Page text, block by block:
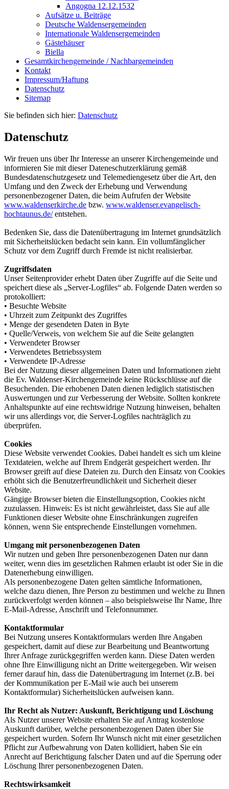
Angogna 12.12.1532
Aufsätze u. Beiträge
Deutsche Waldensergemeinden
Internationale Waldensergemeinden
Gästehäuser
Biella
Gesamtkirchengemeinde / Nachbargemeinden
Kontakt
Impressum/Haftung
Datenschutz
Sitemap
Sie befinden sich hier: Datenschutz
Datenschutz
Wir freuen uns über Ihr Interesse an unserer Kirchengemeinde und
informieren Sie mit dieser Dateneschutzerklärung gemäß
Bundesdatenschutzgesetz und Telemediengesetz über die Art, den
Umfang und den Zweck der Erhebung und Verwendung
personenbezogener Daten, die beim Aufrufen der Website
www.waldenserkirche.de bzw. www.waldenser.evangelisch-
hochtaunus.de/entstehen.
Bedenken Sie, dass die Datenübertragung im Internet grundsätzlich
mit Sicherheitslücken bedacht sein kann. Ein vollumfänglicher
Schutz vor dem Zugriff durch Fremde ist nicht realisierbar.
Zugriffsdaten
Unser Seitenprovider erhebt Daten über Zugriffe auf die Seite und
speichert diese als „Server-Logfiles“ ab. Folgende Daten werden so
protokolliert:
• Besuchte Website
• Uhrzeit zum Zeitpunkt des Zugriffes
• Menge der gesendeten Daten in Byte
• Quelle/Verweis, von welchem Sie auf die Seite gelangten
• Verwendeter Browser
• Verwendetes Betriebssystem
• Verwendete IP-Adresse
Bei der Nutzung dieser allgemeinen Daten und Informationen zieht
die Ev. Waldenser-Kirchengemeinde keine Rückschlüsse auf die
Besuchenden. Die erhobenen Daten dienen lediglich statistischen
Auswertungen und zur Verbesserung der Website. Sollten konkrete
Anhaltspunkte auf eine rechtswidrige Nutzung hinweisen, behalten
wir uns allerdings vor, die Server-Logfiles nachträglich zu
überprüfen.
Cookies
Diese Website verwendet Cookies. Dabei handelt es sich um kleine
Textdateien, welche auf Ihrem Endgerät gespeichert werden. Ihr
Browser greift auf diese Dateien zu. Durch den Einsatz von Cookies
erhöht sich die Benutzerfreundlichkeit und Sicherheit dieser
Website.
Gängige Browser bieten die Einstellungsoption, Cookies nicht
zuzulassen. Hinweis: Es ist nicht gewährleistet, dass Sie auf alle
Funktionen dieser Website ohne Einschränkungen zugreifen
können, wenn Sie entsprechende Einstellungen vornehmen.
Umgang mit personenbezogenen Daten
Wir nutzen und geben Ihre personenbezogenen Daten nur dann
weiter, wenn dies im gesetzlichen Rahmen erlaubt ist oder Sie in die
Datenerhebung einwilligen.
Als personenbezogene Daten gelten sämtliche Informationen,
welche dazu dienen, Ihre Person zu bestimmen und welche zu Ihnen
zurückverfolgt werden können – also beispielsweise Ihr Name, Ihre
E-Mail-Adresse, Anschrift und Telefonnummer.
Kontaktformular
Bei Nutzung unseres Kontaktformulars werden Ihre Angaben
gespeichert, damit auf diese zur Bearbeitung und Beantwortung
Ihrer Anfrage zurückgegriffen werden kann. Diese Daten werden
ohne Ihre Einwilligung nicht an Dritte weitergegeben. Wir weisen
ferner darauf hin, dass die Datenübertragung im Internet (z.B. bei
der Kommunikation per E-Mail wie auch bei unserem
Kontaktformular) Sicherheitslücken aufweisen kann.
Ihr Recht als Nutzer: Auskunft, Berichtigung und Löschung
Als Nutzer unserer Website erhalten Sie auf Antrag kostenlose
Auskunft darüber, welche personenbezogenen Daten über Sie
gespeichert wurden. Sofern Ihr Wunsch nicht mit einer gesetzlichen
Pflicht zur Aufbewahrung von Daten kollidiert, haben Sie ein
Anrecht auf Berichtigung falscher Daten und auf die Sperrung oder
Löschung Ihrer personenbezogenen Daten.
Rechtswirksamkeit